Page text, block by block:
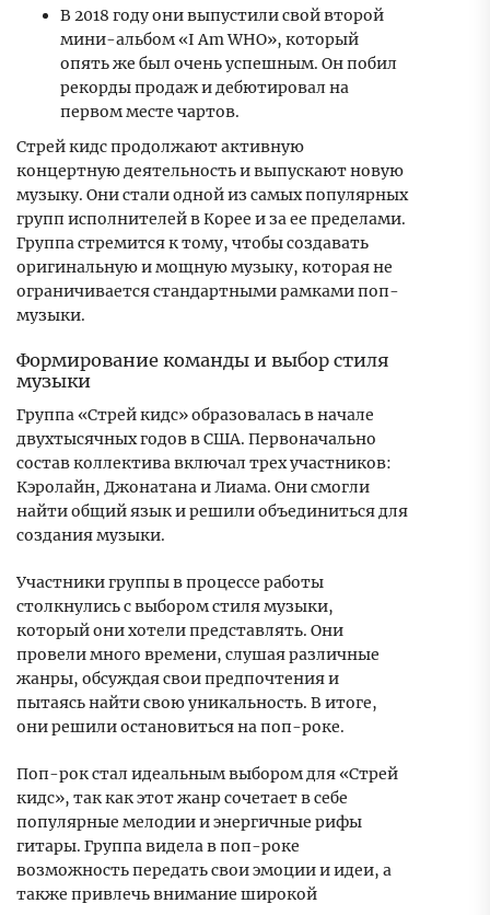
В 2018 году они выпустили свой второй
мини-альбом «I Am WHO», который
опять же был очень успешным. Он побил
рекорды продаж и дебютировал на
первом месте чартов.
Стрей кидс продолжают активную
концертную деятельность и выпускают новую
музыку. Они стали одной из самых популярных
групп исполнителей в Корее и за ее пределами.
Группа стремится к тому, чтобы создавать
оригинальную и мощную музыку, которая не
ограничивается стандартными рамками поп-
музыки.
Формирование команды и выбор стиля
музыки
Группа «Стрей кидс» образовалась в начале
двухтысячных годов в США. Первоначально
состав коллектива включал трех участников:
Кэролайн, Джонатана и Лиама. Они смогли
найти общий язык и решили объединиться для
создания музыки.
Участники группы в процессе работы
столкнулись с выбором стиля музыки,
который они хотели представлять. Они
провели много времени, слушая различные
жанры, обсуждая свои предпочтения и
пытаясь найти свою уникальность. В итоге,
они решили остановиться на поп-роке.
Поп-рок стал идеальным выбором для «Стрей
кидс», так как этот жанр сочетает в себе
популярные мелодии и энергичные рифы
гитары. Группа видела в поп-роке
возможность передать свои эмоции и идеи, а
также привлечь внимание широкой